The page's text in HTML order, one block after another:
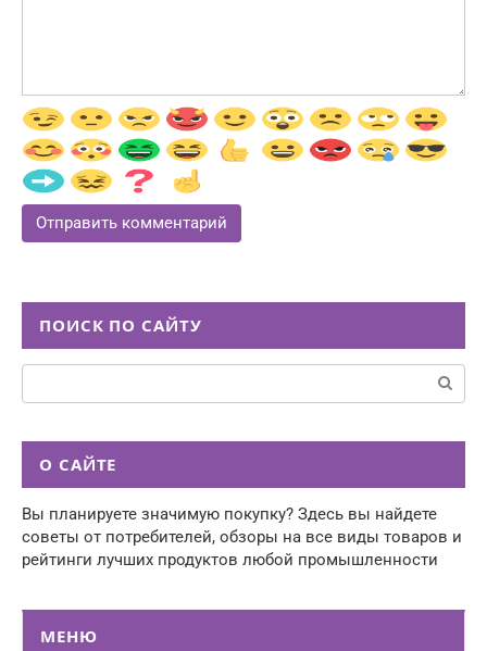
ПОИСК ПО САЙТУ
Поиск:
О САЙТЕ
Вы планируете значимую покупку? Здесь вы найдете
советы от потребителей, обзоры на все виды товаров и
рейтинги лучших продуктов любой промышленности
МЕНЮ